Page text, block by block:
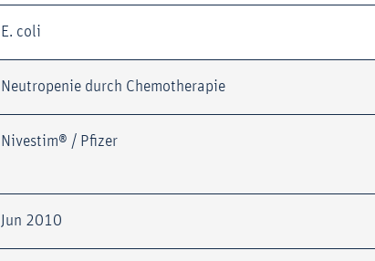
E. coli
Neutropenie durch Chemotherapie
Nivestim® / Pfizer
Jun 2010